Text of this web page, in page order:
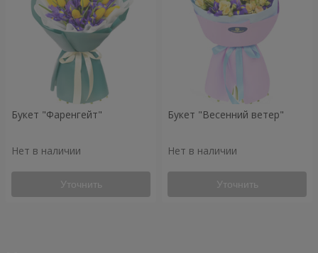
Букет "Фаренгейт"
Нет в наличии
Уточнить
Букет "Весенний ветер"
Нет в наличии
Уточнить